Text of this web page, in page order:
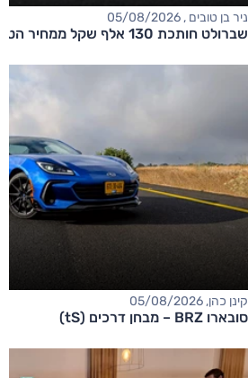
ניר בן טובים , 05/08/2026
שברולט חותכת 130 אלף שקל ממחיר הטאהו
קינן כהן, 05/08/2026
סובארו BRZ – מבחן דרכים (tS)